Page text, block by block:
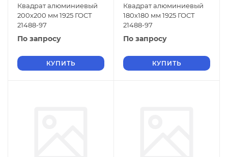
Квадрат алюминиевый
200х200 мм 1925 ГОСТ
21488-97
По запросу
КУПИТЬ
Квадрат алюминиевый
180х180 мм 1925 ГОСТ
21488-97
По запросу
КУПИТЬ